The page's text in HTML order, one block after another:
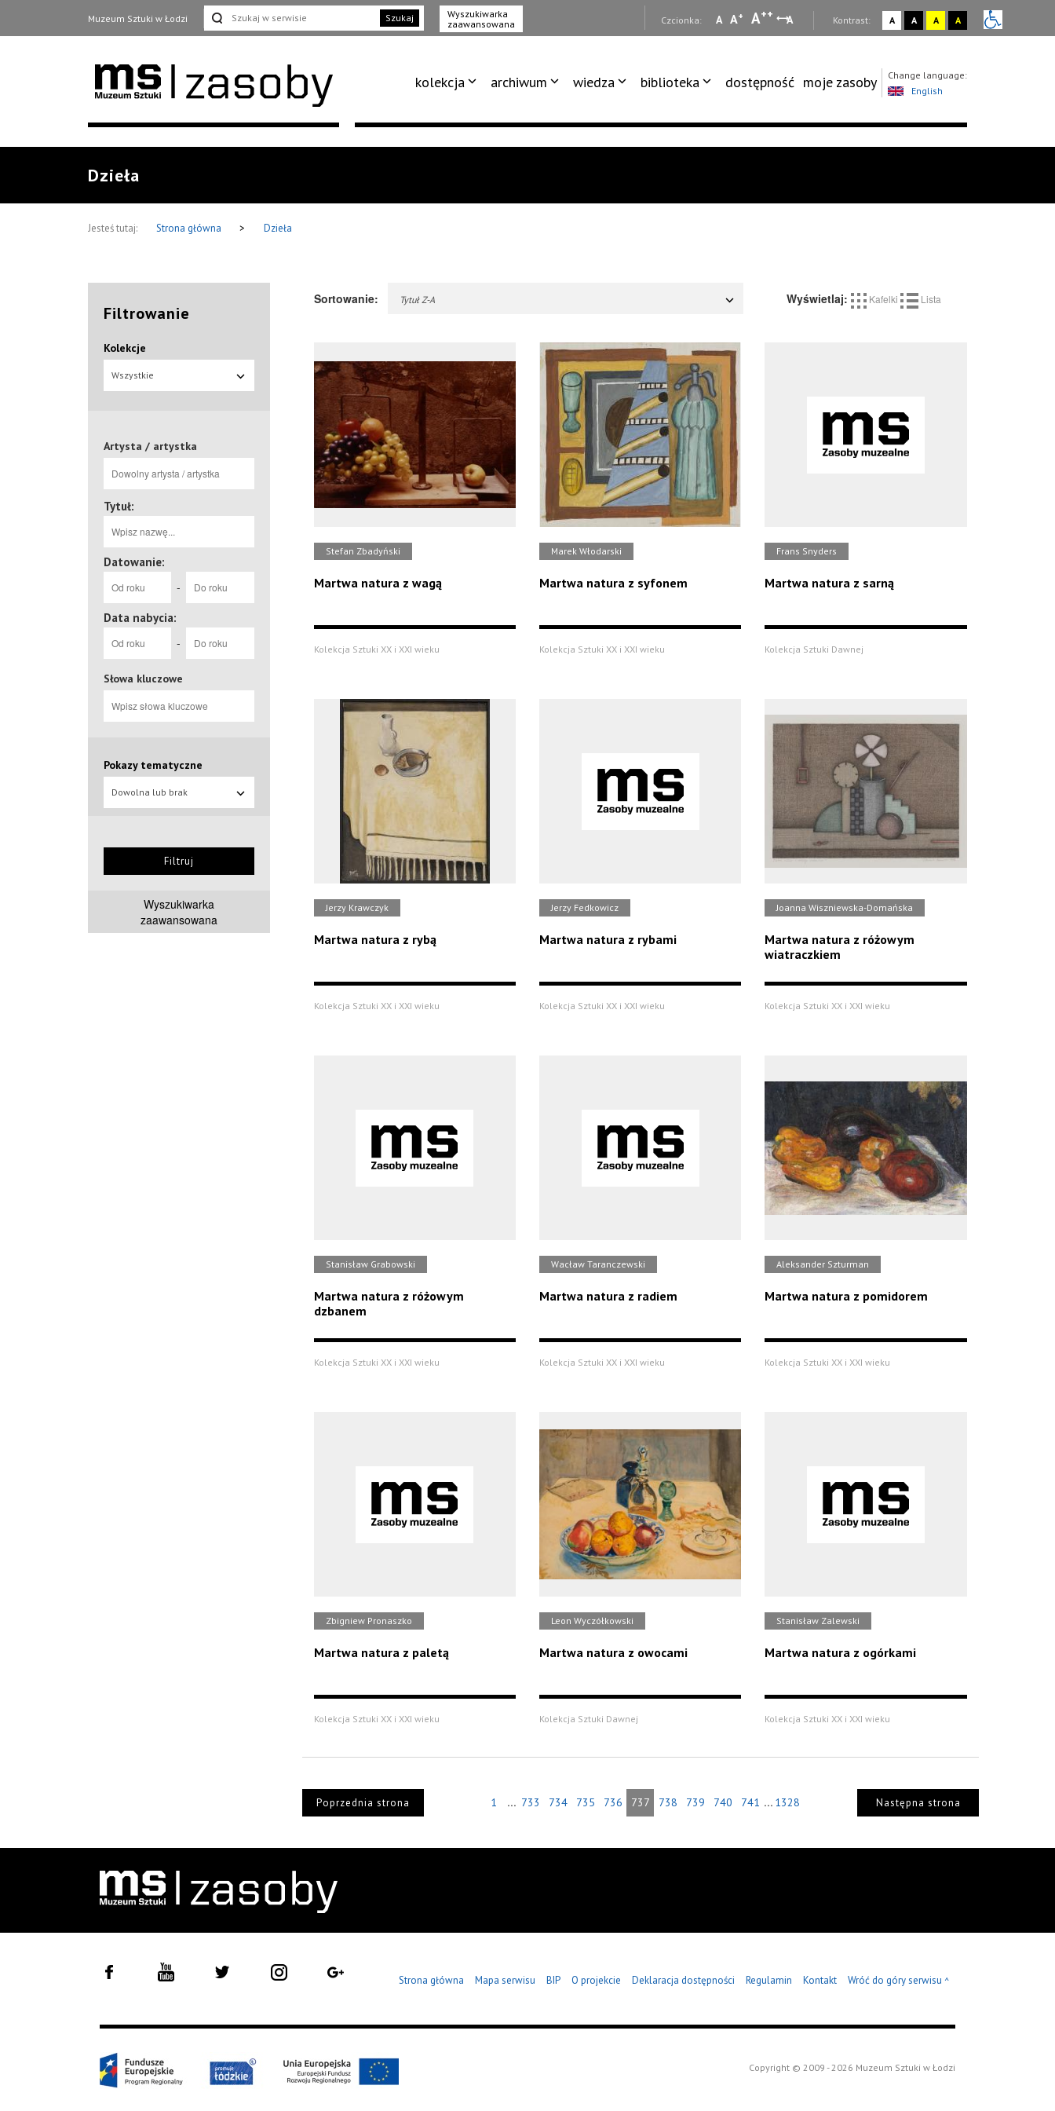
Muzeum Sztuki w Łodzi Szukaj
Wyszukiwarka
zaawansowana
Czcionka: A A+ A++ A Kontrast: A A A A
kolekcja archiwum wiedza biblioteka dostępność moje zasoby
Change language:
English
Dzieła
Jesteś tutaj: Strona główna > Dzieła
Filtrowanie
Kolekcje
Wszystkie
Artysta / artystka
Tytuł:
Datowanie:
-
Data nabycia:
-
Słowa kluczowe
Pokazy tematyczne
Dowolna lub brak
Filtruj
Wyszukiwarka
zaawansowana
Sortowanie: Tytuł Z-A Wyświetlaj: Kafelki Lista
Stefan Zbadyński
Martwa natura z wagą
Kolekcja Sztuki XX i XXI wieku
Marek Włodarski
Martwa natura z syfonem
Kolekcja Sztuki XX i XXI wieku
Frans Snyders
Martwa natura z sarną
Kolekcja Sztuki Dawnej
Jerzy Krawczyk
Martwa natura z rybą
Kolekcja Sztuki XX i XXI wieku
Jerzy Fedkowicz
Martwa natura z rybami
Kolekcja Sztuki XX i XXI wieku
Joanna Wiszniewska-Domańska
Martwa natura z różowym
wiatraczkiem
Kolekcja Sztuki XX i XXI wieku
Stanisław Grabowski
Martwa natura z różowym
dzbanem
Kolekcja Sztuki XX i XXI wieku
Wacław Taranczewski
Martwa natura z radiem
Kolekcja Sztuki XX i XXI wieku
Aleksander Szturman
Martwa natura z pomidorem
Kolekcja Sztuki XX i XXI wieku
Zbigniew Pronaszko
Martwa natura z paletą
Kolekcja Sztuki XX i XXI wieku
Leon Wyczółkowski
Martwa natura z owocami
Kolekcja Sztuki Dawnej
Stanisław Zalewski
Martwa natura z ogórkami
Kolekcja Sztuki XX i XXI wieku
Poprzednia strona 1 ... 733 734 735 736 737 738 739 740 741 ... 1328 Następna strona
Strona główna Mapa serwisu BIP O projekcie Deklaracja dostępności Regulamin Kontakt Wróć do góry serwisu ^
Copyright © 2009 - 2026 Muzeum Sztuki w Łodzi